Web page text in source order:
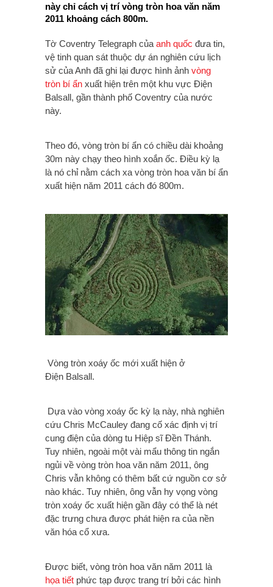
này chỉ cách vị trí vòng tròn hoa văn năm
2011 khoảng cách 800m.
Tờ Coventry Telegraph của anh quốc đưa tin,
vệ tinh quan sát thuộc dự án nghiên cứu lịch
sử của Anh đã ghi lại được hình ảnh vòng
tròn bí ẩn xuất hiện trên một khu vực Điện
Balsall, gần thành phố Coventry của nước
này.
Theo đó, vòng tròn bí ẩn có chiều dài khoảng
30m này chạy theo hình xoắn ốc. Điều kỳ lạ
là nó chỉ nằm cách xa vòng tròn hoa văn bí ẩn
xuất hiện năm 2011 cách đó 800m.
Vòng tròn xoáy ốc mới xuất hiện ở
Điện Balsall.
Dựa vào vòng xoáy ốc kỳ lạ này, nhà nghiên
cứu Chris McCauley đang cố xác định vị trí
cung điện của dòng tu Hiệp sĩ Đền Thánh.
Tuy nhiên, ngoài một vài mẩu thông tin ngắn
ngủi về vòng tròn hoa văn năm 2011, ông
Chris vẫn không có thêm bất cứ nguồn cơ sở
nào khác. Tuy nhiên, ông vẫn hy vọng vòng
tròn xoáy ốc xuất hiện gần đây có thể là nét
đặc trưng chưa được phát hiện ra của nền
văn hóa cổ xưa.
Được biết, vòng tròn hoa văn năm 2011 là
họa tiết phức tạp được trang trí bởi các hình